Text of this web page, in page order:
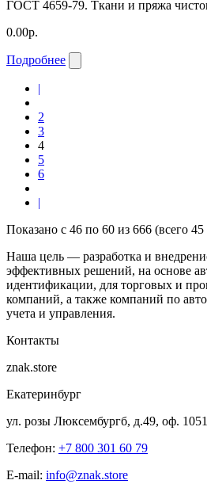
ГОСТ 4659-79. Ткани и пряжа
0.00р.
Подробнее
|
2
3
4
5
6
|
Показано с 46 по 60 из 666 (всего
Наша цель — разработка и
эффективных решений, на основе
идентификации, для торговых и
компаний, а также компаний по
учета и управления.
Контакты
znak.store
Екатеринбург
ул. розы Люксембургб, д.49, оф. 1051
Телефон: +7 800 301 60 79
E-mail: info@znak.store